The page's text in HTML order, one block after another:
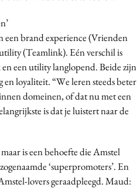
een brand experience (Vrienden
(Teamlink). Eén verschil is
een utility langlopend. Beide zijn
loyaliteit. “We leren steeds beter
domeinen, of dat nu met een
is dat je luistert naar de
is een behoefte die Amstel
‘superpromoters’. En
lovers geraadpleegd. Maud: